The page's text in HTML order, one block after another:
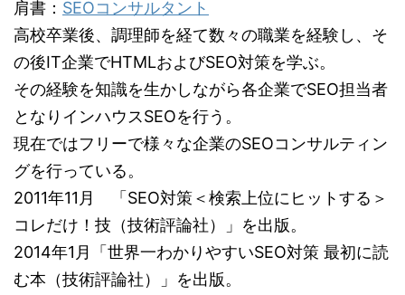
肩書： SEOコンサルタント
高校卒業後、調理師を経て数々の職業を経験し、そ
の後IT企業でHTMLおよびSEO対策を学ぶ。
その経験を知識を生かしながら各企業でSEO担当者
となりインハウスSEOを行う。
現在ではフリーで様々な企業のSEOコンサルティン
グを行っている。
2011年11月 「SEO対策＜検索上位にヒットする＞
コレだけ！技（技術評論社）」を出版。
2014年1月「世界一わかりやすいSEO対策 最初に読
む本（技術評論社）」を出版。